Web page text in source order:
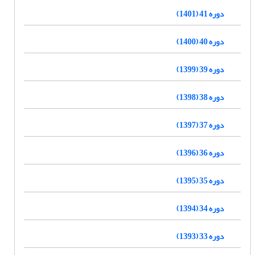
دوره 41 (1401)
دوره 40 (1400)
دوره 39 (1399)
دوره 38 (1398)
دوره 37 (1397)
دوره 36 (1396)
دوره 35 (1395)
دوره 34 (1394)
دوره 33 (1393)